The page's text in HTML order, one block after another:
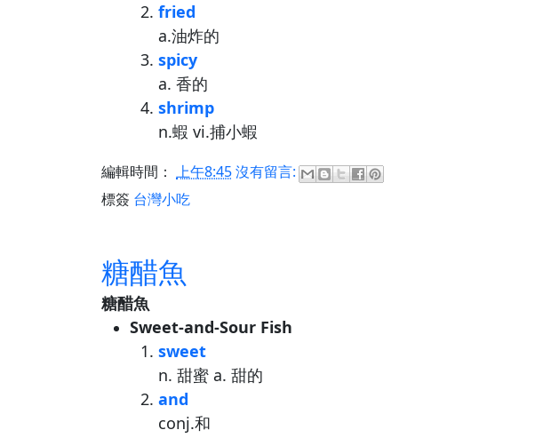
fried
a.油炸的
spicy
a. 香的
shrimp
n.蝦 vi.捕小蝦
編輯時間： 上午8:45沒有留言:
標簽 台灣小吃
糖醋魚
糖醋魚
Sweet-and-Sour Fish
sweet
n. 甜蜜 a. 甜的
and
conj.和